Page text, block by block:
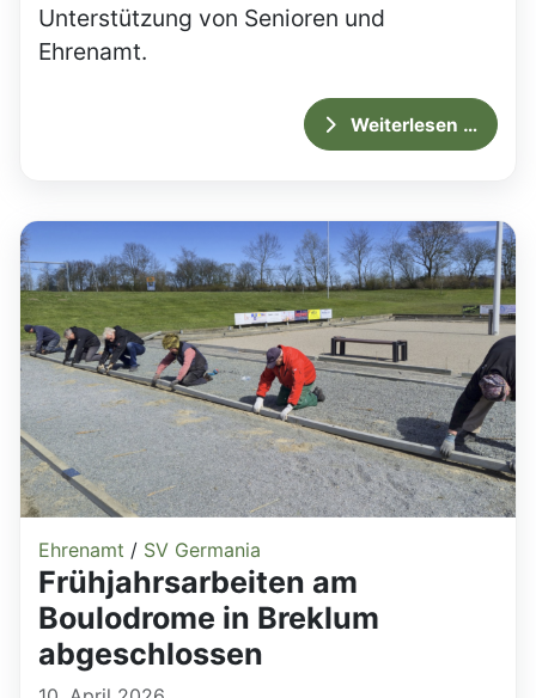
Unterstützung von Senioren und
Ehrenamt.
Weiterlesen …
Ehrenamt / SV Germania
Frühjahrsarbeiten am
Boulodrome in Breklum
abgeschlossen